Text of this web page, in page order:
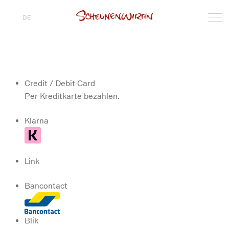
DE
Credit / Debit Card
Per Kreditkarte bezahlen.
Klarna
Link
Bancontact
Blik